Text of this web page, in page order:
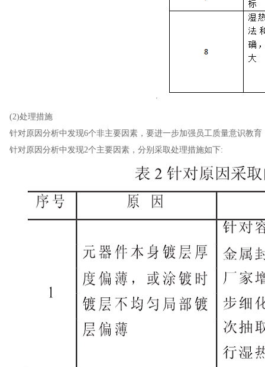
(2)处理措施
针对原因分析中发现6个非主要因素，要进一步加强员工质量意识教
针对原因分析中发现2个主要因素，分别采取处理措施如下: